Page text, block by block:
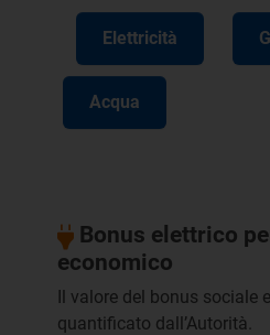
Elettricità
Acqua
Bonus elettrico
economico
Il valore del bonus sociale
quantificato dall’Autorità.